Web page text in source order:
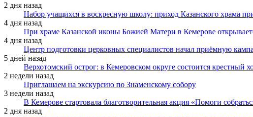
2 дня назад
Набор учащихся в воскресную школу: приход Казанского храма
4 дня назад
При храме Казанской иконы Божией Матери в Кемерове
4 дня назад
Центр подготовки церковных специалистов начал приёмную
5 дней назад
Верхотомский острог: в Кемеровском округе состоится крестный
2 недели назад
Приглашаем на экскурсию по Знаменскому собору
3 недели назад
В Кемерове стартовала благотворительная акция «Помоги
2 дня назад